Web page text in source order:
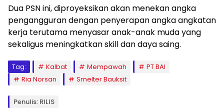
Dua PSN ini, diproyeksikan akan menekan angka
pengangguran dengan penyerapan angka angkatan
kerja terutama menyasar anak-anak muda yang
sekaligus meningkatkan skill dan daya saing.
Tag: Kalbat Mempawah
PT BAI
Ria Norsan
Smelter Bauksit
Penulis: RILIS